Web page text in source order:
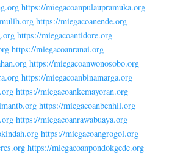
https://miegacoanpulaupramuka.org
https://miegacoanende.org
https://miegacoantidore.org
https://miegacoanranai.org
https://miegacoanwonosobo.org
https://miegacoanbinamarga.org
https://miegacoankemayoran.org
https://miegacoanbenhil.org
https://miegacoanrawabuaya.org
https://miegacoangrogol.org
https://miegacoanpondokgede.org